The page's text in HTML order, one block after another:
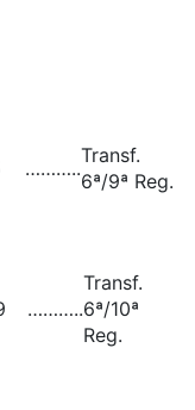
………..
Transf.
6ª/9ª Reg.
………..
Transf.
6ª/10ª
Reg.